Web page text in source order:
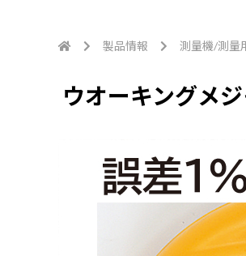
製品情報 測量機/測量
ウオーキングメ